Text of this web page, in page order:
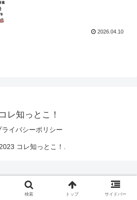
2026.04.10
コレ知っとこ！
ライバシーポリシー
コレ知っとこ！.
検索 トップ サイドバー